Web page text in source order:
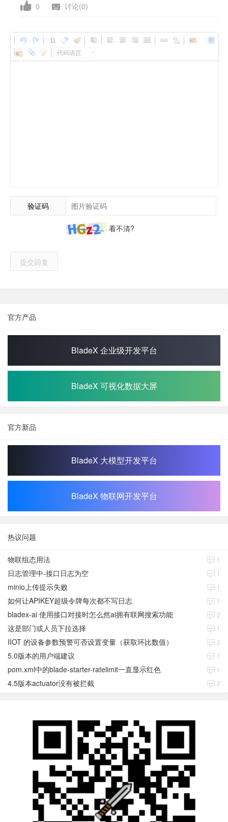
0 讨论(0)
代码语言
验证码
看不清?
提交回复
官方产品
BladeX 企业级开发平台
BladeX 可视化数据大屏
官方新品
BladeX 大模型开发平台
BladeX 物联网开发平台
热议问题
物联组态用法 1
日志管理中-接口日志为空 1
minio上传提示失败 1
如何让APIKEY超级令牌每次都不写日志 1
bladex-ai 使用接口对接时怎么然ai拥有联网搜索功能 2
这是部门或人员下拉选择 1
IIOT 的设备参数预警可否设置变量（获取环比数值） 2
5.0版本的用户端建议 1
pom.xml中的blade-starter-ratelimit一直显示红色 1
4.5版本actuator没有被拦截 2